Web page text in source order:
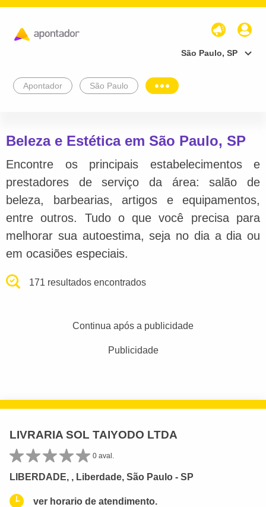
São Paulo, SP
Apontador São Paulo
Beleza e Estética em São Paulo, SP
Encontre os principais estabelecimentos e
prestadores de serviço da área: salão de
beleza, barbearias, artigos e equipamentos,
entre outros. Tudo o que você precisa para
melhorar sua autoestima, seja no dia a dia ou
em ocasiões especiais.
171 resultados encontrados
Continua após a publicidade
Publicidade
LIVRARIA SOL TAIYODO LTDA
0 aval.
LIBERDADE, , Liberdade, São Paulo - SP
ver horario de atendimento.